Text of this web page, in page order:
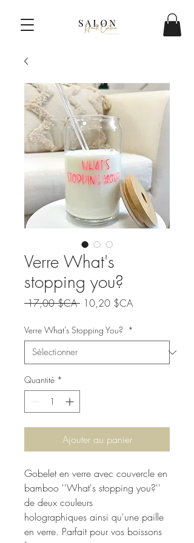
Verre What's
stopping you?
17,00 $CA Prix
10,20 $CAPrix
Verre What's Stopping You? *
Quantité *
Ajouter au panier
Gobelet en verre avec couvercle en
bamboo ''What's stopping you?''
de deux couleurs
holographiques ainsi qu'une paille
en verre. Parfait pour vos boissons